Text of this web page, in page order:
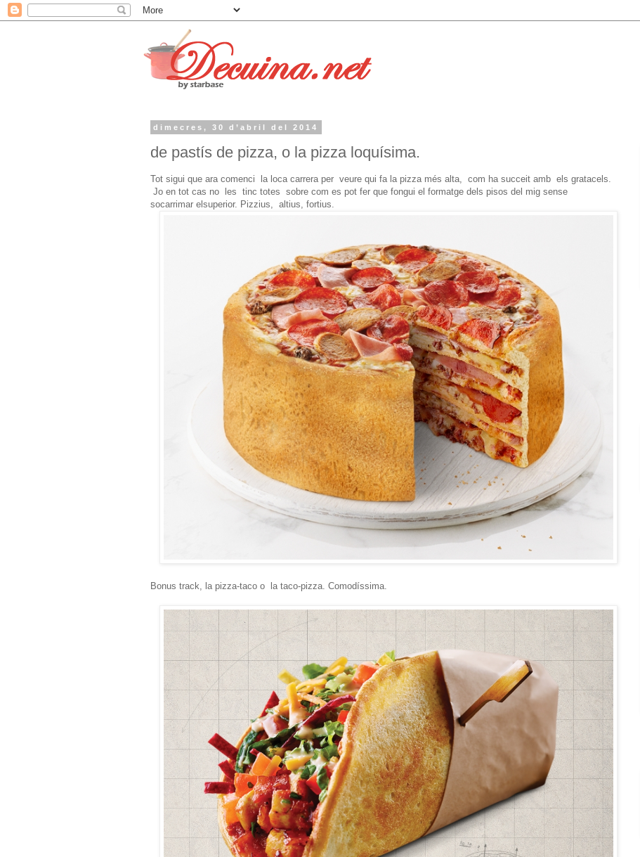
dimecres, 30 d’abril del 2014
de pastís de pizza, o la pizza loquísima.
Tot sigui que ara comenci la loca carrera per veure qui fa la pizza més alta, com ha succeit amb els gratacels.
Jo en tot cas no les tinc totes sobre com es pot fer que fongui el formatge dels pisos del mig sense
socarrimar elsuperior. Pizzius, altius, fortius.
Bonus track, la pizza-taco o la taco-pizza. Comodíssima.